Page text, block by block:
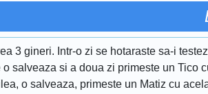
3 gineri. Intr-o zi se hotaraste sa-i
salveaza si a doua zi primeste un Tico
o salveaza, primeste un Matiz cu